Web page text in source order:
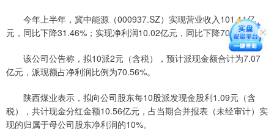
今年上半年，冀中能源（000937.SZ）实现营业收入101.11亿
元，同比下降31.46%；实现净利润10.02亿元，同比下降70.26%。
该公司公告称，拟10派2元（含税），预计派现金额合计为7.07
亿元，派现额占净利润比例为70.56%。
陕西煤业表示，拟向公司股东每10股派发现金股利1.09元（含
税），共计现金分红金额10.56亿元，占当期合并报表（未经审计）实
现的归属于母公司股东净利润的10%。